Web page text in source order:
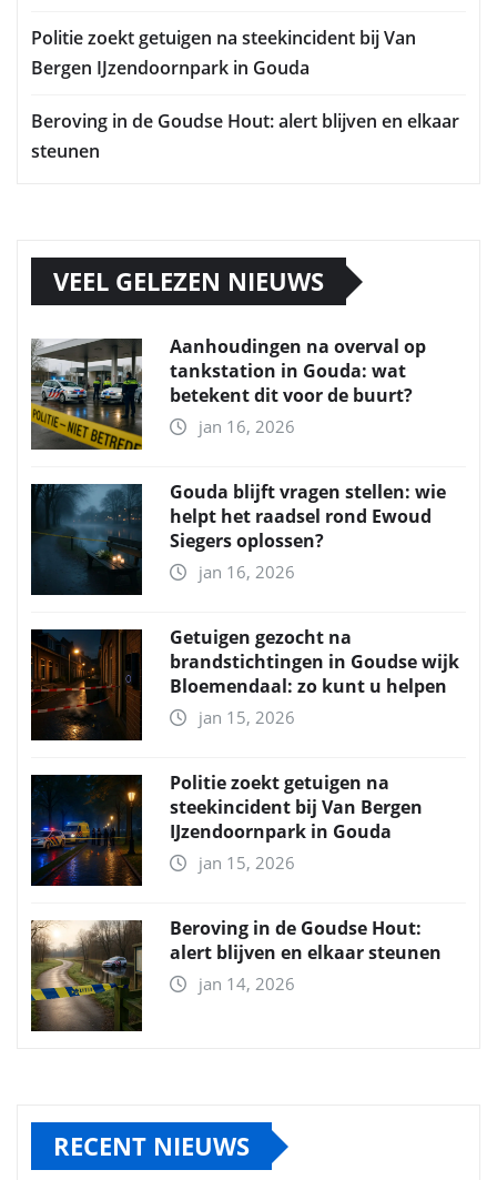
Politie zoekt getuigen na steekincident bij Van
Bergen IJzendoornpark in Gouda
Beroving in de Goudse Hout: alert blijven en elkaar
steunen
VEEL GELEZEN NIEUWS
Aanhoudingen na overval op
tankstation in Gouda: wat
betekent dit voor de buurt?
jan 16, 2026
Gouda blijft vragen stellen: wie
helpt het raadsel rond Ewoud
Siegers oplossen?
jan 16, 2026
Getuigen gezocht na
brandstichtingen in Goudse wijk
Bloemendaal: zo kunt u helpen
jan 15, 2026
Politie zoekt getuigen na
steekincident bij Van Bergen
IJzendoornpark in Gouda
jan 15, 2026
Beroving in de Goudse Hout:
alert blijven en elkaar steunen
jan 14, 2026
RECENT NIEUWS